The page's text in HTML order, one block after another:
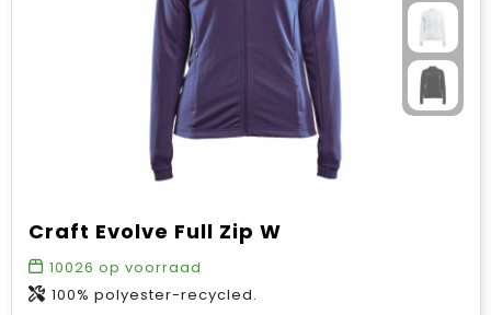
Craft Evolve Full Zip W
10026 op voorraad
100% polyester-recycled.